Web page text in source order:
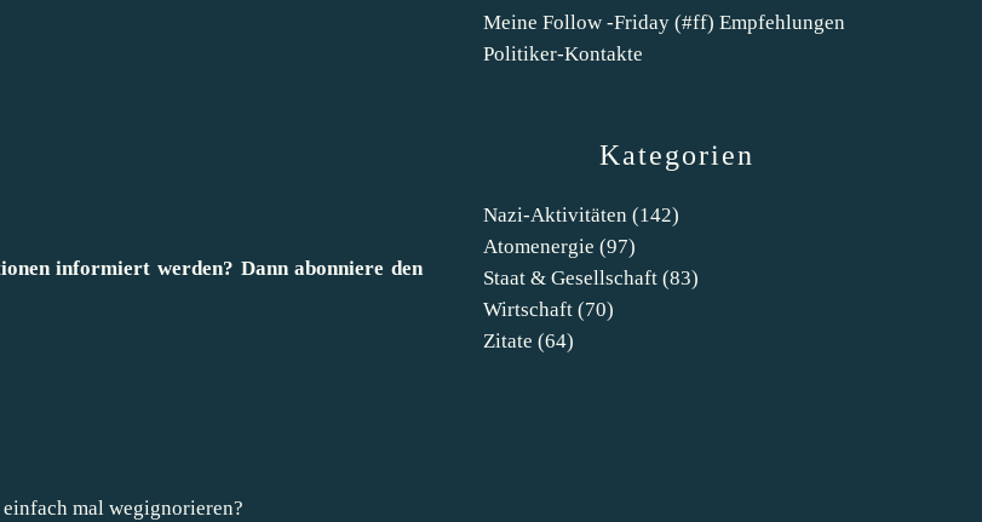
informiert werden? Dannabonniere den
mal wegignorieren?
Kategorien
Nazi-Aktivitäten (142)
Atomenergie (97)
Staat & Gesellschaft (83)
Wirtschaft (70)
Zitate (64)
Meine Follow -Friday (#ff) Empfehlungen
Politiker-Kontakte